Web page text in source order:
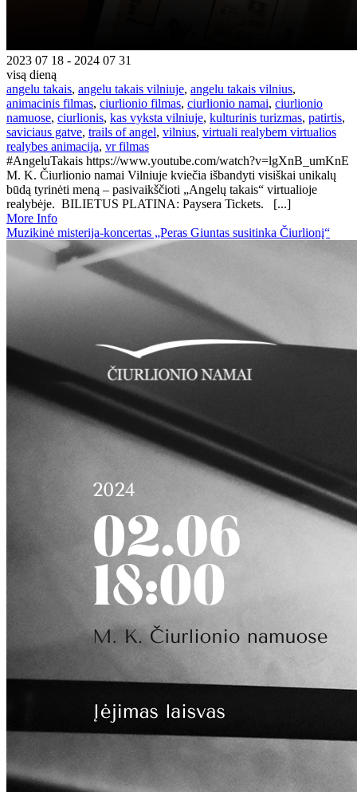
2023 07 18 - 2024 07 31
visą dieną
angelu takais, angelu takais vilniuje, angelu takais vilnius,
animacinis filmas, ciurlionio filmas, ciurlionio namai, ciurlionio
namuose, ciurlionis, kas vyksta vilniuje, kulturinis turizmas, patirtis,
saviciaus gatve, trails of angel, vilnius, virtuali realybem virtualios
realybes animacija, vr filmas
#AngeluTakais https://www.youtube.com/watch?v=lgXnB_umKnE
M. K. Čiurlionio namai Vilniuje kviečia išbandyti visiškai unikalų
būdą tyrinėti meną – pasivaikščioti „Angelų takais“ virtualioje
realybėje. BILIETUS PLATINA: Paysera Tickets. [...]
More Info
Muzikinė misterija-koncertas „Peras Giuntas susitinka Čiurlionį“